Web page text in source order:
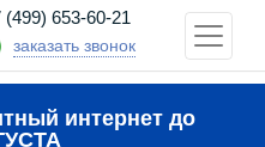
(499) 653-60-21
заказать звонок
интернет до